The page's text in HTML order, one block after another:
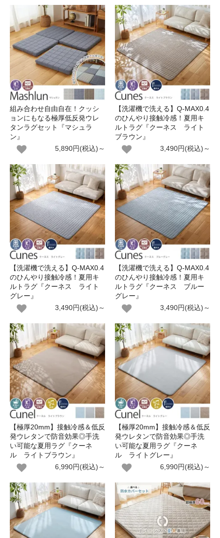
組み合わせ自由自在！クッシ
ョンにもなる極厚低反発ウレ
タンラグセット『マシュラ
ン』
5,890円(税込)～
【洗濯機で洗える】Q-MAX0.4
のひんやり接触冷感！夏用キ
ルトラグ『クーネス ライト
ブラウン』
3,490円(税込)～
【洗濯機で洗える】Q-MAX0.4
のひんやり接触冷感！夏用キ
ルトラグ『クーネス ライト
グレー』
3,490円(税込)～
【洗濯機で洗える】Q-MAX0.4
のひんやり接触冷感！夏用キ
ルトラグ『クーネス ブルー
グレー』
3,490円(税込)～
【極厚20mm】接触冷感＆低反
発ウレタンで防音効果◎手洗
い可能な夏用ラグ『クーネ
ル ライトブラウン』
6,990円(税込)～
【極厚20mm】接触冷感＆低反
発ウレタンで防音効果◎手洗
い可能な夏用ラグ『クーネ
ル ライトグレー』
6,990円(税込)～